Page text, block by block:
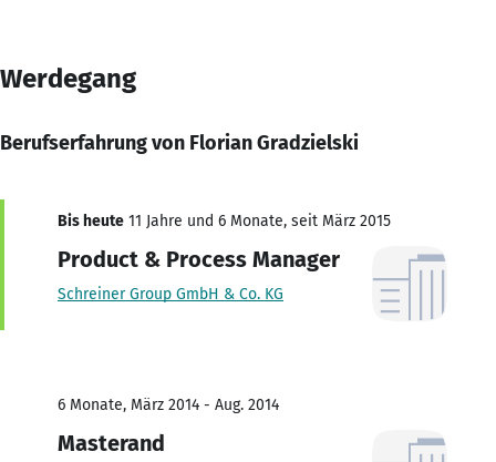
Werdegang
Berufserfahrung von Florian Gradzielski
Bis heute 11 Jahre und 6 Monate, seit März 2015
Product & Process Manager
Schreiner Group GmbH & Co. KG
6 Monate, März 2014 - Aug. 2014
Masterand